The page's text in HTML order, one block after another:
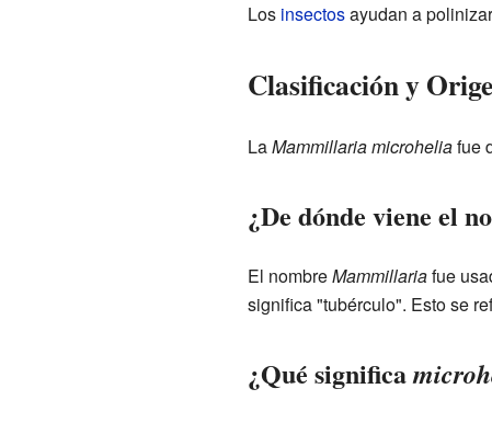
Los insectosayudan a
Clasificación y
LaMammillaria microheliafue
¿De dónde viene el
El nombreMammillariafue
significa "tubérculo". Esto se
¿Qué significa